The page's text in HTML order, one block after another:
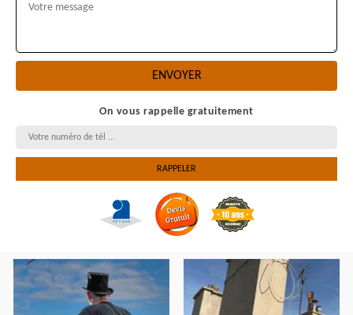
On vous rappelle gratuitement